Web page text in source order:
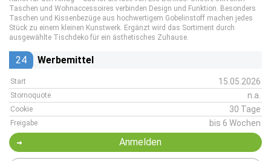
Taschen und Wohnaccessoires verbinden Design und Funktion. Besonders
Taschen und Kissenbezüge aus hochwertigem Gobelinstoff machen jedes
Stück zu einem kleinen Kunstwerk. Ergänzt wird das Sortiment durch
ausgewählte Tischdeko für ein ästhetisches Zuhause.
24 Werbemittel
Start 15.05.2026
Stornoquote n.a.
Cookie 30 Tage
Freigabe bis 6 Wochen
Anmelden